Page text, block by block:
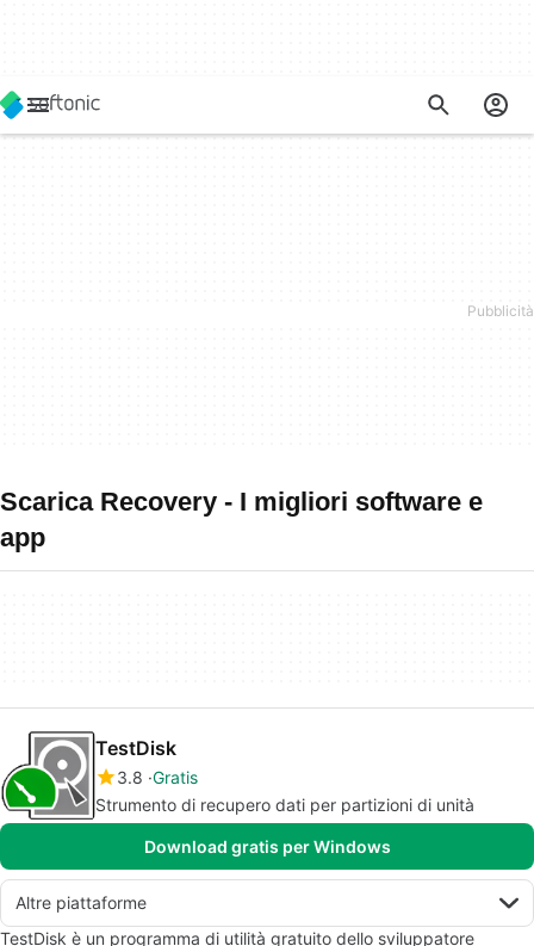
Scarica Recovery - I migliori software e
app
TestDisk
3.8 Gratis
Strumento di recupero dati per partizioni di unità
Download gratis per Windows
Altre piattaforme
TestDisk è un programma di utilità gratuito dello sviluppatore